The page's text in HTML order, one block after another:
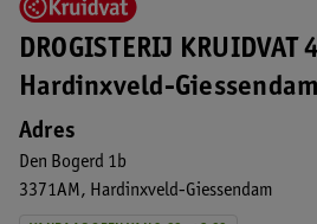
DROGISTERIJ KRUIDVAT
Hardinxveld-Giessendam
Adres
Den Bogerd 1b
3371AM
Hardinxveld-Giessendam